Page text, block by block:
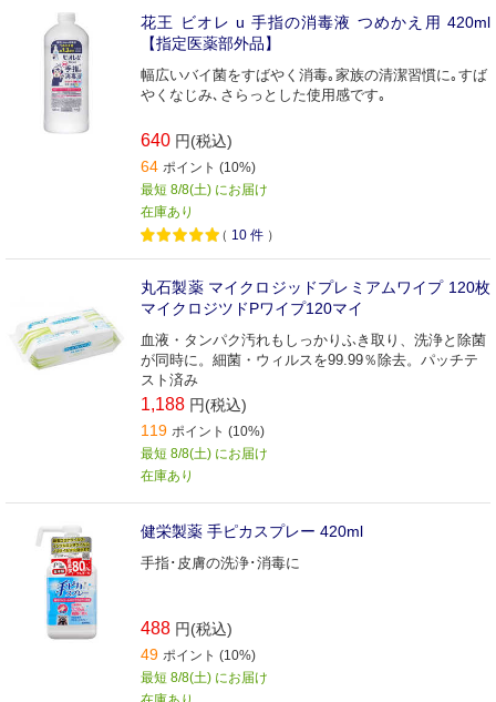
花王 ビオレ u 手指の消毒液 つめかえ用 420ml
【指定医薬部外品】
幅広いバイ菌をすばやく消毒｡家族の清潔習慣に｡すば
やくなじみ､さらっとした使用感です｡
640 円(税込)
64 ポイント (10%)
最短 8/8(土) にお届け
在庫あり
（ 10 件 ）
丸石製薬 マイクロジッドプレミアムワイプ 120枚
マイクロジツドPワイプ120マイ
血液・タンパク汚れもしっかりふき取り、洗浄と除菌
が同時に。細菌・ウィルスを99.99％除去。パッチテ
スト済み
1,188 円(税込)
119 ポイント (10%)
最短 8/8(土) にお届け
在庫あり
健栄製薬 手ピカスプレー 420ml
手指･皮膚の洗浄･消毒に
488 円(税込)
49 ポイント (10%)
最短 8/8(土) にお届け